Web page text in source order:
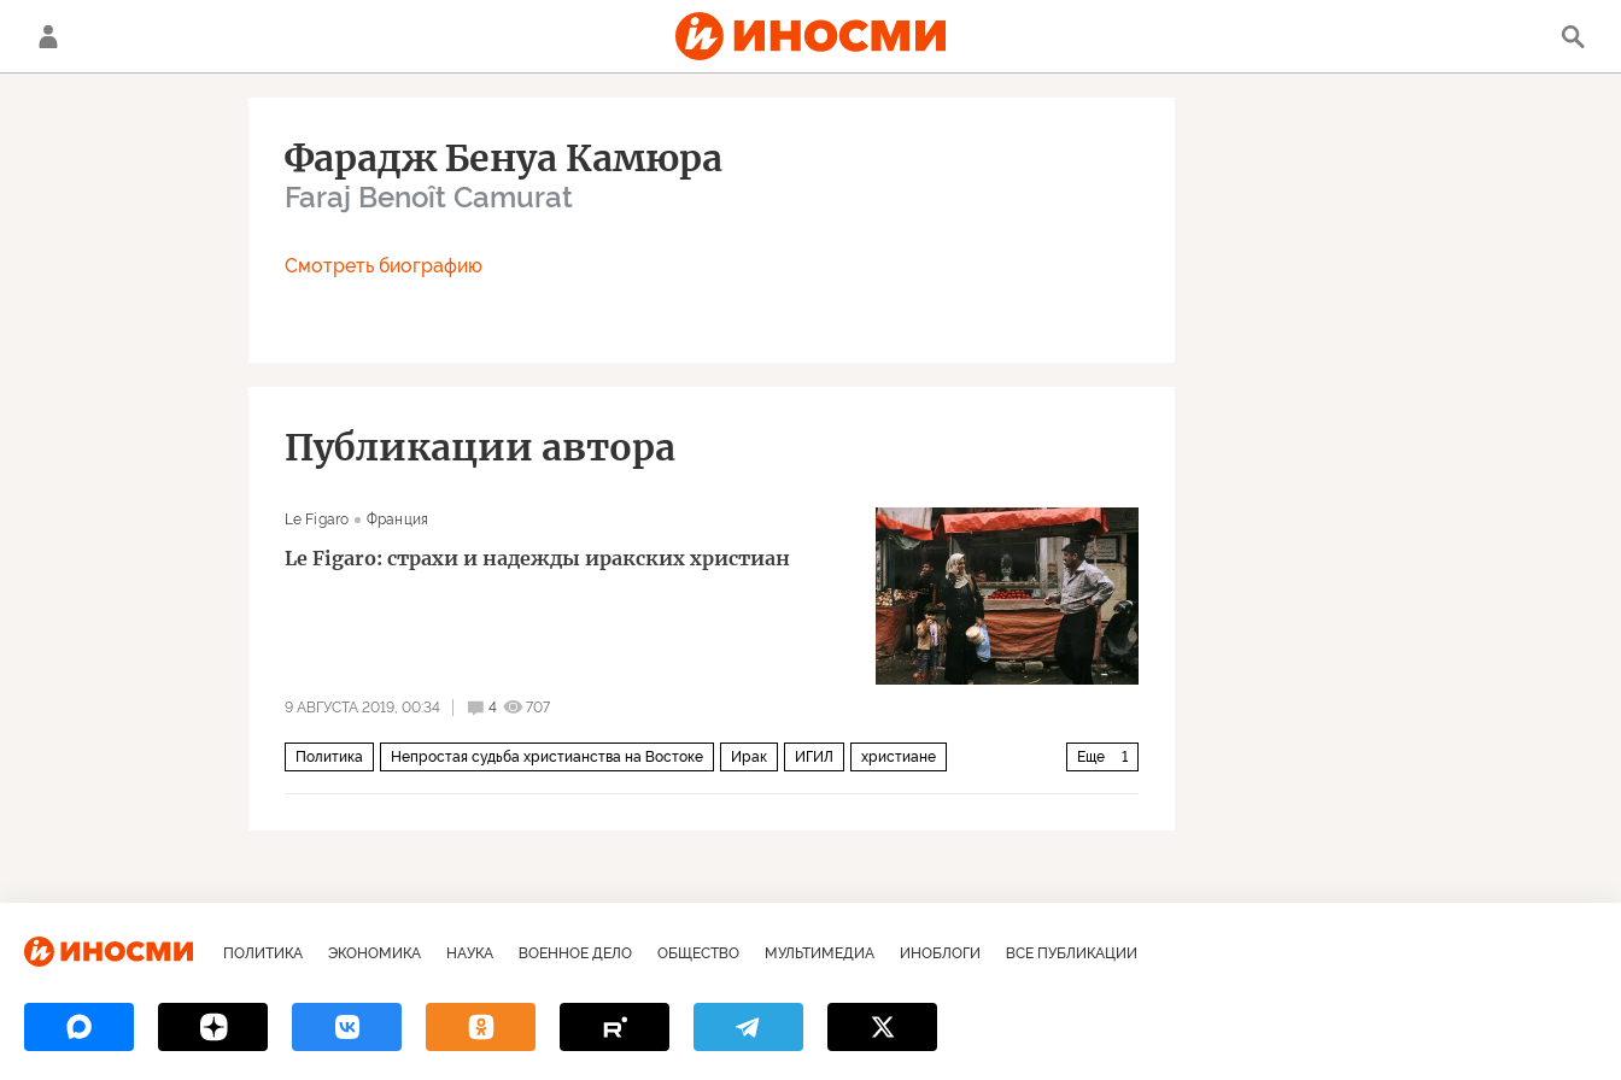
Фарадж Бенуа Камюра
Faraj Benoît Camurat
Смотреть биографию
Публикации автора
Le Figaro Франция
Le Figaro: страхи и надежды иракских христиан
9 АВГУСТА 2019, 00:34 4 707
Еще 1
Политика Непростая судьба христианства на Востоке Ирак ИГИЛ христиане
ПОЛИТИКА ЭКОНОМИКА НАУКА ВОЕННОЕ ДЕЛО ОБЩЕСТВО МУЛЬТИМЕДИА ИНОБЛОГИ ВСЕ ПУБЛИКАЦИИ